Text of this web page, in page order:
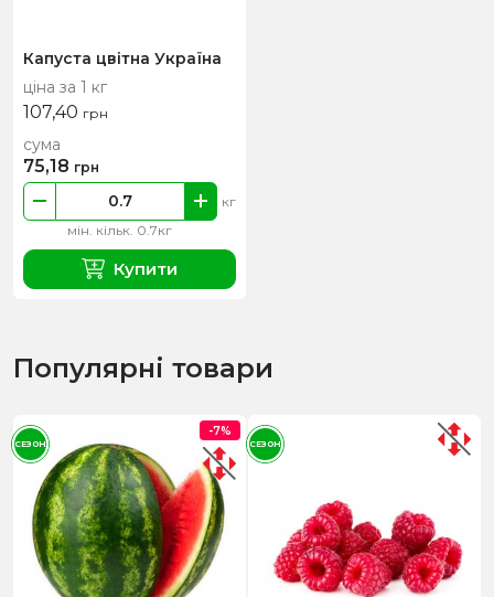
Капуста цвітна Україна
ціна за 1 кг
107,40 грн
мін. кільк. 0.7кг
кг
сума
75,18 грн
Купити
Популярні товари
-7%
СЕЗОН СЕЗОН